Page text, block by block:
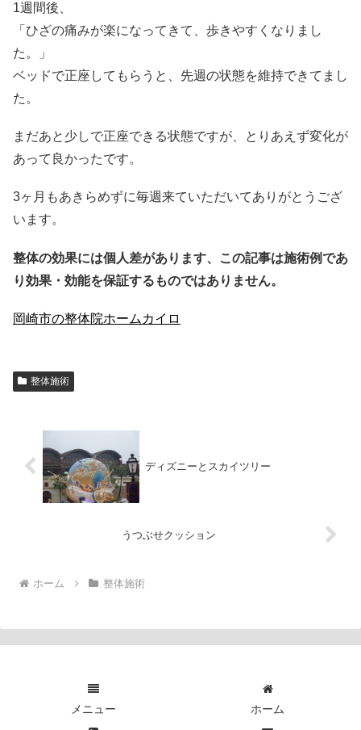
1週間後、
「ひざの痛みが楽になってきて、歩きやすくなりまし
た。」
ベッドで正座してもらうと、先週の状態を維持できてまし
た。
まだあと少しで正座できる状態ですが、とりあえず変化が
あって良かったです。
3ヶ月もあきらめずに毎週来ていただいてありがとうござ
います。
整体の効果には個人差があります、この記事は施術例であ
り効果・効能を保証するものではありません。
岡崎市の整体院ホームカイロ
整体施術
ディズニーとスカイツリー
うつぶせクッション
ホーム 整体施術
メニュー ホーム